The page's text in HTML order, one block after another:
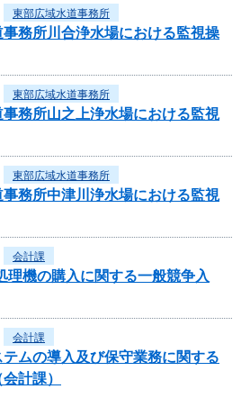
東部広域水道事務所
務所川合浄水場における監視操
東部広域水道事務所
務所山之上浄水場における監視
東部広域水道事務所
務所中津川浄水場における監視
会計課
理機の購入に関する一般競争入
会計課
ムの導入及び保守業務に関する
計課）